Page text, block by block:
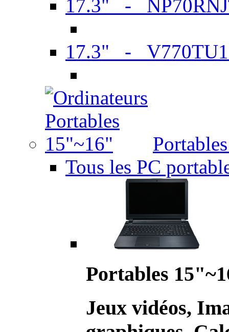
17.3" -
17.3" -
Tous les PC
Portables
Jeux vidéos,